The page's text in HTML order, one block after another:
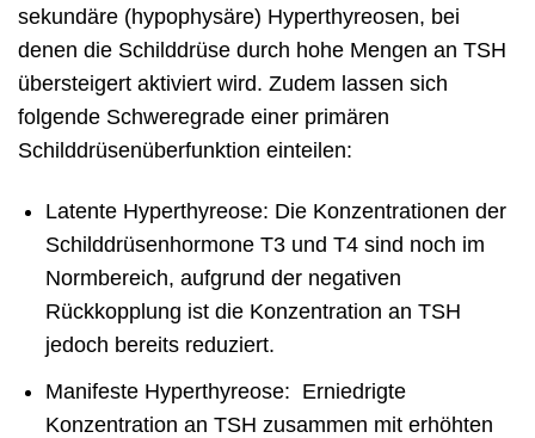
sekundäre (hypophysäre) Hyperthyreosen, bei
denen die Schilddrüse durch hohe Mengen an TSH
übersteigert aktiviert wird. Zudem lassen sich
folgende Schweregrade einer primären
Schilddrüsenüberfunktion einteilen:
Latente Hyperthyreose: Die Konzentrationen der
Schilddrüsenhormone T3 und T4 sind noch im
Normbereich, aufgrund der negativen
Rückkopplung ist die Konzentration an TSH
jedoch bereits reduziert.
Manifeste Hyperthyreose: Erniedrigte
Konzentration an TSH zusammen mit erhöhten